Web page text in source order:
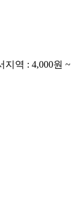
지역 : 4,000원 ~